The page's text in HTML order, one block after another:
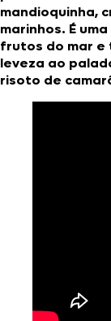
mandioquinha,
marinhos. É
frutos do mar e
leveza ao
risoto de